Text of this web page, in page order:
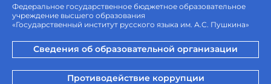
Федеральное государственное бюджетное образовательное
учреждение высшего образования
«Государственный институт русского языка им. А.С. Пушкина»
Сведения об образовательной организации
Противодействие коррупции